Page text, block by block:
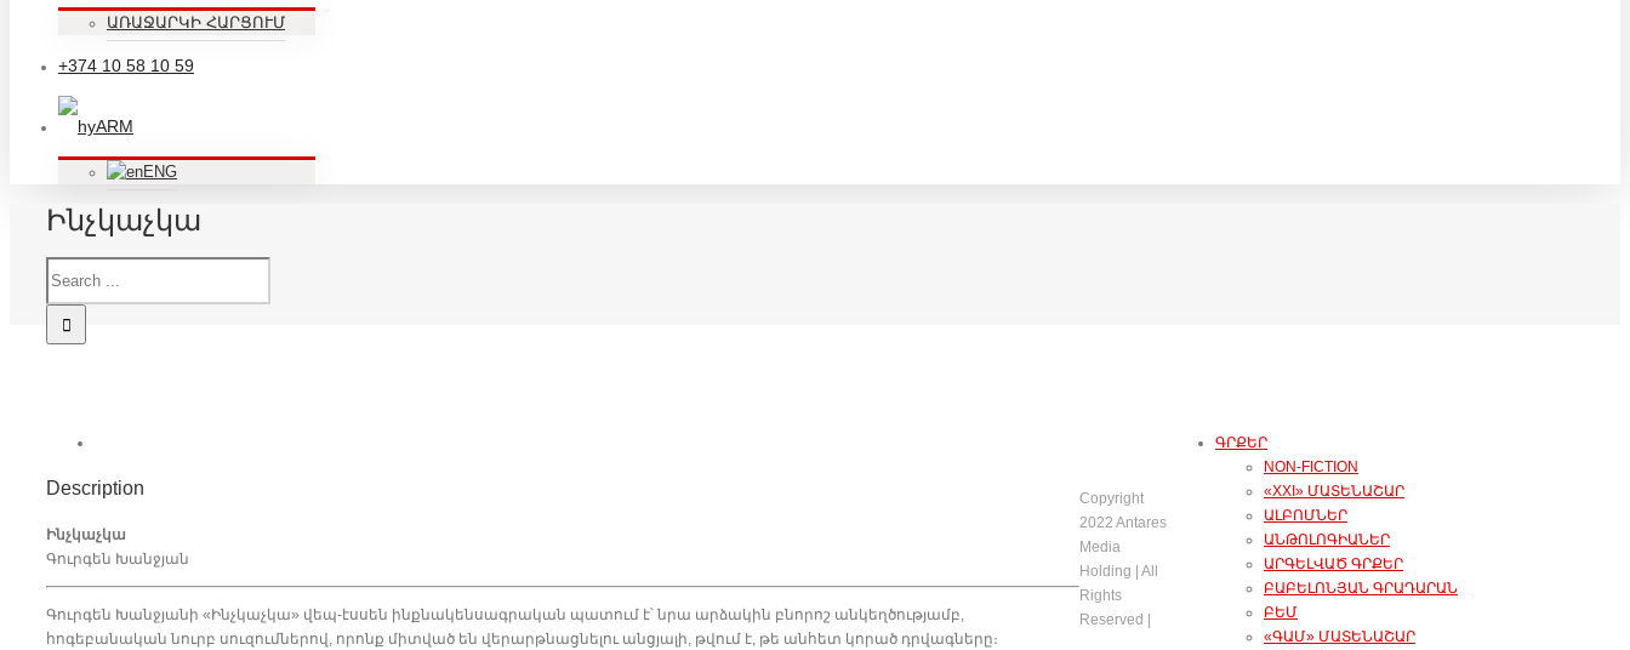
ԱՌԱՋԱՐԿԻ ՀԱՐՑՈՒՄ
+374 10 58 10 59
ARM
ENG
Ինչկաչկա
Description
Ինչկաչկա
Գուրգեն Խանջյան
Գուրգեն Խանջյանի «Ինչկաչկա» վեպ-էսսեն ինքնակենսագրական պատում է՝ նրա արձակին բնորոշ անկեղծությամբ,
հոգեբանական նուրբ սուզումներով, որոնք միտված են վերարթնացնելու անցյալի, թվում է, թե անհետ կորած դրվագները։
ԳՐՔԵՐ
NON-FICTION
«XXI» ՄԱՏԵՆԱՇԱՐ
ԱԼԲՈՄՆԵՐ
ԱՆԹՈԼՈԳԻԱՆԵՐ
ԱՐԳԵԼՎԱԾ ԳՐՔԵՐ
ԲԱԲԵԼՈՆՅԱՆ ԳՐԱԴԱՐԱՆ
ԲԵՄ
«ԳԱՄ» ՄԱՏԵՆԱՇԱՐ
Copyright
2022 Antares
Media
Holding | All
Rights
Reserved |